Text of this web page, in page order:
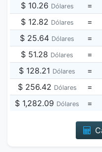
$ 10.26 Dólares =
$ 12.82 Dólares =
$ 25.64 Dólares =
$ 51.28 Dólares =
$ 128.21 Dólares =
$ 256.42 Dólares =
$ 1,282.09 Dólares =